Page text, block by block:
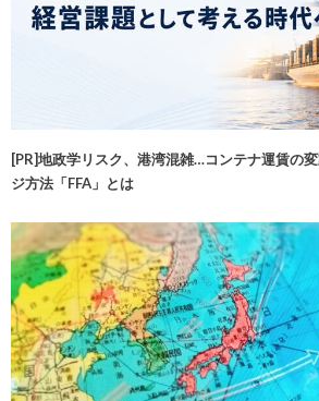
[PR]地政学リスク、港湾混雑…コンテナ運賃の
ジ方法「FFA」とは